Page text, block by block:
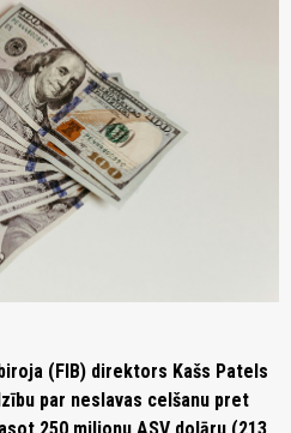
(FIB) direktors Kašs Patels
par neslavas celšanu pret